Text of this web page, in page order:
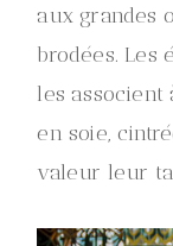
aux grandes
brodées. Les
les associent
en soie,
valeur leur